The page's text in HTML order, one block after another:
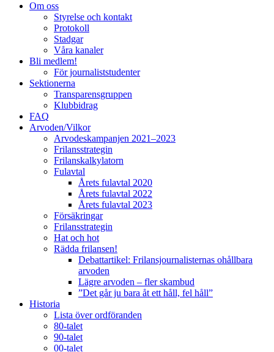
Om oss
Styrelse och kontakt
Protokoll
Stadgar
Våra kanaler
Bli medlem!
För journaliststudenter
Sektionerna
Transparensgruppen
Klubbidrag
FAQ
Arvoden/Vilkor
Arvodeskampanjen 2021–2023
Frilansstrategin
Frilanskalkylatorn
Fulavtal
Årets fulavtal 2020
Årets fulavtal 2022
Årets fulavtal 2023
Försäkringar
Frilansstrategin
Hat och hot
Rädda frilansen!
Debattartikel: Frilansjournalisternas ohållbara
arvoden
Lägre arvoden – fler skambud
”Det går ju bara åt ett håll, fel håll”
Historia
Lista över ordföranden
80-talet
90-talet
00-talet